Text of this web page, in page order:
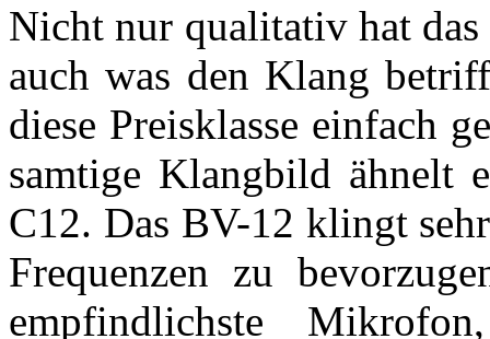
Nicht nur qualitativ hat
auch was den Klang
diese Preisklasse einfach
samtige Klangbild ähnelt
C12. Das BV-12 klingt
Frequenzen zu
empfindlichste